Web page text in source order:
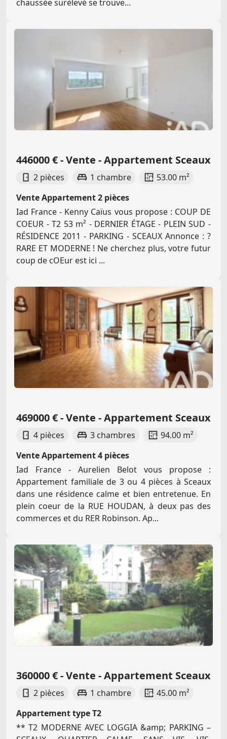
chaussée surèlevé se trouve...
446000 € - Vente - Appartement Sceaux
2 pièces 1 chambre
53.00 m²
Vente Appartement 2 pièces
Iad France - Kenny Caïus vous propose : COUP DE
COEUR - T2 53 m² - DERNIER ÉTAGE - PLEIN SUD -
RÉSIDENCE 2011 - PARKING - SCEAUX Annonce : ?
RARE ET MODERNE ! Ne cherchez plus, votre futur
coup de cOEur est ici ...
469000 € - Vente - Appartement Sceaux
4 pièces 3 chambres
94.00 m²
Vente Appartement 4 pièces
Iad France - Aurelien Belot vous propose :
Appartement familiale de 3 ou 4 pièces à Sceaux
dans une résidence calme et bien entretenue. En
plein coeur de la RUE HOUDAN, à deux pas des
commerces et du RER Robinson. Ap...
360000 € - Vente - Appartement Sceaux
2 pièces 1 chambre
45.00 m²
Appartement type T2
** T2 MODERNE AVEC LOGGIA &amp; PARKING –